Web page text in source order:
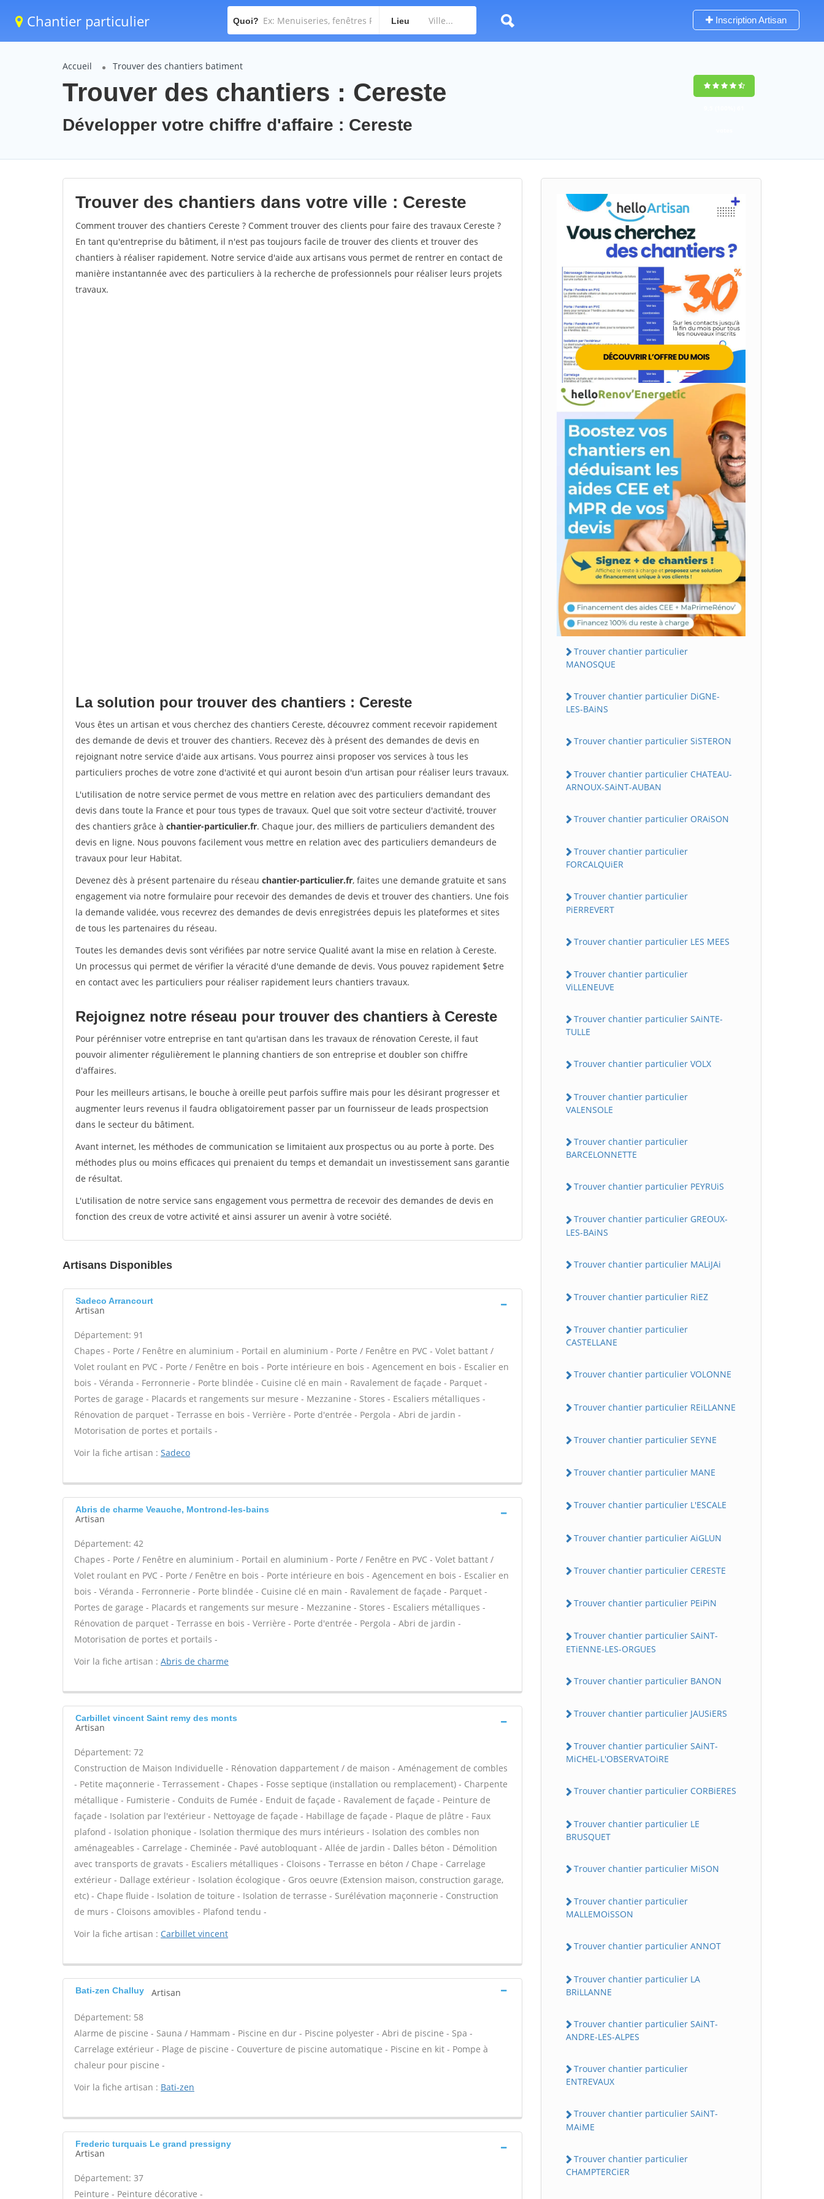
Chantier particulier Quoi? Lieu Inscription Artisan
Accueil Trouver des chantiers batiment
Trouver des chantiers : Cereste
Développer votre chiffre d'affaire : Cereste
Trouver des chantiers dans votre ville : Cereste
Comment trouver des chantiers Cereste ? Comment trouver des clients pour faire des travaux Cereste ?
En tant qu'entreprise du bâtiment, il n'est pas toujours facile de trouver des clients et trouver des
chantiers à réaliser rapidement. Notre service d'aide aux artisans vous permet de rentrer en contact de
manière instantannée avec des particuliers à la recherche de professionnels pour réaliser leurs projets
travaux.
La solution pour trouver des chantiers : Cereste
Vous êtes un artisan et vous cherchez des chantiers Cereste, découvrez comment recevoir rapidement
des demande de devis et trouver des chantiers. Recevez dès à présent des demandes de devis en
rejoignant notre service d'aide aux artisans. Vous pourrez ainsi proposer vos services à tous les
particuliers proches de votre zone d'activité et qui auront besoin d'un artisan pour réaliser leurs travaux.
L'utilisation de notre service permet de vous mettre en relation avec des particuliers demandant des
devis dans toute la France et pour tous types de travaux. Quel que soit votre secteur d'activité, trouver
des chantiers grâce à chantier-particulier.fr. Chaque jour, des milliers de particuliers demandent des
devis en ligne. Nous pouvons facilement vous mettre en relation avec des particuliers demandeurs de
travaux pour leur Habitat.
Devenez dès à présent partenaire du réseau chantier-particulier.fr, faites une demande gratuite et sans
engagement via notre formulaire pour recevoir des demandes de devis et trouver des chantiers. Une fois
la demande validée, vous recevrez des demandes de devis enregistrées depuis les plateformes et sites
de tous les partenaires du réseau.
Toutes les demandes devis sont vérifiées par notre service Qualité avant la mise en relation à Cereste.
Un processus qui permet de vérifier la véracité d'une demande de devis. Vous pouvez rapidement $etre
en contact avec les particuliers pour réaliser rapidement leurs chantiers travaux.
Rejoignez notre réseau pour trouver des chantiers à Cereste
Pour pérénniser votre entreprise en tant qu'artisan dans les travaux de rénovation Cereste, il faut
pouvoir alimenter régulièrement le planning chantiers de son entreprise et doubler son chiffre
d'affaires.
Pour les meilleurs artisans, le bouche à oreille peut parfois suffire mais pour les désirant progresser et
augmenter leurs revenus il faudra obligatoirement passer par un fournisseur de leads prospectsion
dans le secteur du bâtiment.
Avant internet, les méthodes de communication se limitaient aux prospectus ou au porte à porte. Des
méthodes plus ou moins efficaces qui prenaient du temps et demandait un investissement sans garantie
de résultat.
L'utilisation de notre service sans engagement vous permettra de recevoir des demandes de devis en
fonction des creux de votre activité et ainsi assurer un avenir à votre société.
Artisans Disponibles
Sadeco Arrancourt
Artisan
Département: 91
Chapes - Porte / Fenêtre en aluminium - Portail en aluminium - Porte / Fenêtre en PVC - Volet battant /
Volet roulant en PVC - Porte / Fenêtre en bois - Porte intérieure en bois - Agencement en bois - Escalier en
bois - Véranda - Ferronnerie - Porte blindée - Cuisine clé en main - Ravalement de façade - Parquet -
Portes de garage - Placards et rangements sur mesure - Mezzanine - Stores - Escaliers métalliques -
Rénovation de parquet - Terrasse en bois - Verrière - Porte d'entrée - Pergola - Abri de jardin -
Motorisation de portes et portails -
Voir la fiche artisan : Sadeco
Abris de charme Veauche, Montrond-les-bains
Artisan
Département: 42
Chapes - Porte / Fenêtre en aluminium - Portail en aluminium - Porte / Fenêtre en PVC - Volet battant /
Volet roulant en PVC - Porte / Fenêtre en bois - Porte intérieure en bois - Agencement en bois - Escalier en
bois - Véranda - Ferronnerie - Porte blindée - Cuisine clé en main - Ravalement de façade - Parquet -
Portes de garage - Placards et rangements sur mesure - Mezzanine - Stores - Escaliers métalliques -
Rénovation de parquet - Terrasse en bois - Verrière - Porte d'entrée - Pergola - Abri de jardin -
Motorisation de portes et portails -
Voir la fiche artisan : Abris de charme
Carbillet vincent Saint remy des monts
Artisan
Département: 72
Construction de Maison Individuelle - Rénovation dappartement / de maison - Aménagement de combles
- Petite maçonnerie - Terrassement - Chapes - Fosse septique (installation ou remplacement) - Charpente
métallique - Fumisterie - Conduits de Fumée - Enduit de façade - Ravalement de façade - Peinture de
façade - Isolation par l'extérieur - Nettoyage de façade - Habillage de façade - Plaque de plâtre - Faux
plafond - Isolation phonique - Isolation thermique des murs intérieurs - Isolation des combles non
aménageables - Carrelage - Cheminée - Pavé autobloquant - Allée de jardin - Dalles béton - Démolition
avec transports de gravats - Escaliers métalliques - Cloisons - Terrasse en béton / Chape - Carrelage
extérieur - Dallage extérieur - Isolation écologique - Gros oeuvre (Extension maison, construction garage,
etc) - Chape fluide - Isolation de toiture - Isolation de terrasse - Surélévation maçonnerie - Construction
de murs - Cloisons amovibles - Plafond tendu -
Voir la fiche artisan : Carbillet vincent
Bati-zen Challuy Artisan
Département: 58
Alarme de piscine - Sauna / Hammam - Piscine en dur - Piscine polyester - Abri de piscine - Spa -
Carrelage extérieur - Plage de piscine - Couverture de piscine automatique - Piscine en kit - Pompe à
chaleur pour piscine -
Voir la fiche artisan : Bati-zen
Frederic turquais Le grand pressigny
Artisan
Département: 37
Peinture - Peinture décorative -
Trouver chantier particulier
MANOSQUE
Trouver chantier particulier DiGNE-
LES-BAiNS
Trouver chantier particulier SiSTERON
Trouver chantier particulier CHATEAU-
ARNOUX-SAiNT-AUBAN
Trouver chantier particulier ORAiSON
Trouver chantier particulier
FORCALQUiER
Trouver chantier particulier
PiERREVERT
Trouver chantier particulier LES MEES
Trouver chantier particulier
ViLLENEUVE
Trouver chantier particulier SAiNTE-
TULLE
Trouver chantier particulier VOLX
Trouver chantier particulier
VALENSOLE
Trouver chantier particulier
BARCELONNETTE
Trouver chantier particulier PEYRUiS
Trouver chantier particulier GREOUX-
LES-BAiNS
Trouver chantier particulier MALiJAi
Trouver chantier particulier RiEZ
Trouver chantier particulier
CASTELLANE
Trouver chantier particulier VOLONNE
Trouver chantier particulier REiLLANNE
Trouver chantier particulier SEYNE
Trouver chantier particulier MANE
Trouver chantier particulier L'ESCALE
Trouver chantier particulier AiGLUN
Trouver chantier particulier CERESTE
Trouver chantier particulier PEiPiN
Trouver chantier particulier SAiNT-
ETiENNE-LES-ORGUES
Trouver chantier particulier BANON
Trouver chantier particulier JAUSiERS
Trouver chantier particulier SAiNT-
MiCHEL-L'OBSERVATOiRE
Trouver chantier particulier CORBiERES
Trouver chantier particulier LE
BRUSQUET
Trouver chantier particulier MiSON
Trouver chantier particulier
MALLEMOiSSON
Trouver chantier particulier ANNOT
Trouver chantier particulier LA
BRiLLANNE
Trouver chantier particulier SAiNT-
ANDRE-LES-ALPES
Trouver chantier particulier
ENTREVAUX
Trouver chantier particulier SAiNT-
MAiME
Trouver chantier particulier
CHAMPTERCiER